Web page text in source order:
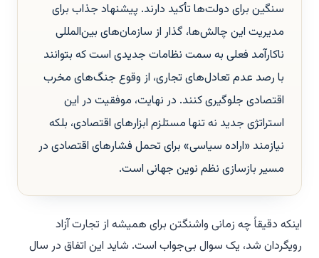
سنگین برای دولت‌ها تأکید دارند. پیشنهاد جذاب برای
مدیریت این چالش‌ها، گذار از سازمان‌های بین‌المللی
ناکارآمد فعلی به سمت نظامات جدیدی است که بتوانند
با رصد عدم تعادل‌های تجاری، از وقوع جنگ‌های مخرب
اقتصادی جلوگیری کنند. در نهایت، موفقیت در این
استراتژی جدید نه تنها مستلزم ابزارهای اقتصادی، بلکه
نیازمند «اراده سیاسی» برای تحمل فشارهای اقتصادی در
مسیر بازسازی نظم نوین جهانی است.
اینکه دقیقاً چه زمانی واشنگتن برای همیشه از تجارت آزاد
رویگردان شد، یک سوال بی‌جواب است. شاید این اتفاق در سال